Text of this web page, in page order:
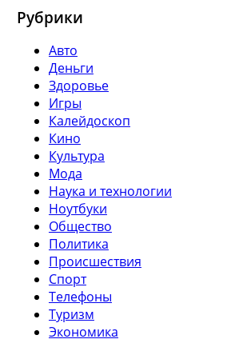
Рубрики
Авто
Деньги
Здоровье
Игры
Калейдоскоп
Кино
Культура
Мода
Наука и технологии
Ноутбуки
Общество
Политика
Происшествия
Спорт
Телефоны
Туризм
Экономика